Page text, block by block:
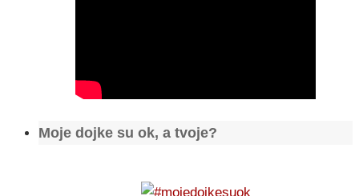
Moje dojke su ok, a tvoje?